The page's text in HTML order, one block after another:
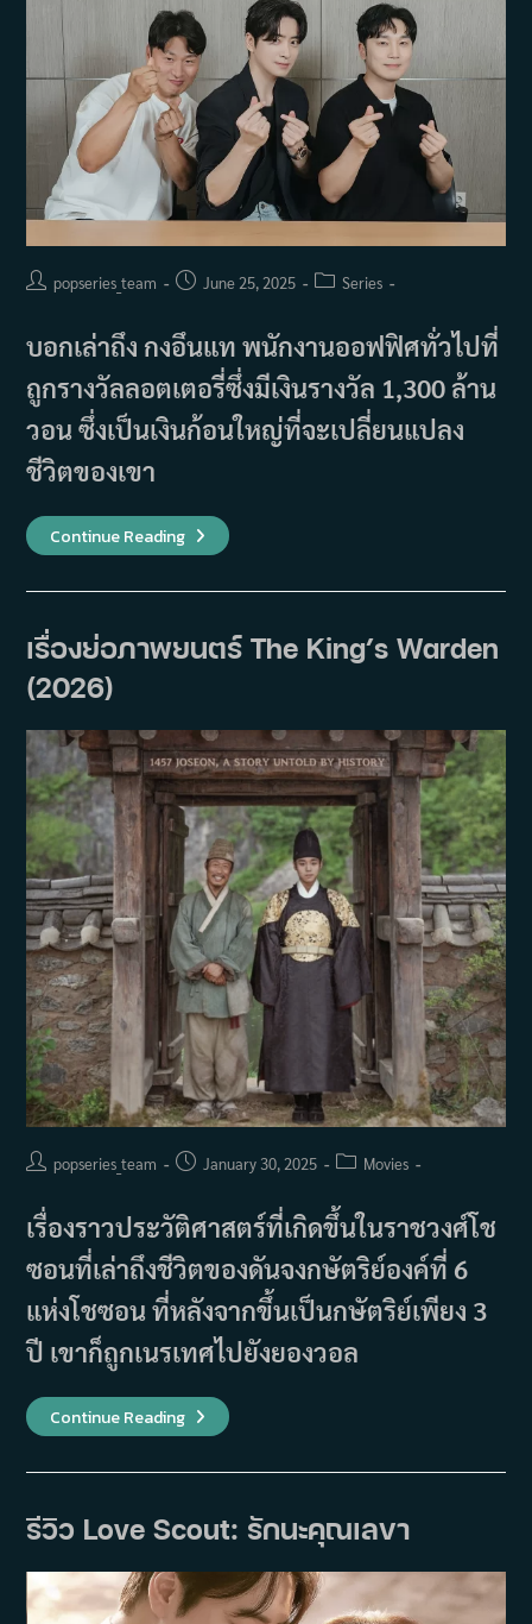
ใน
งาน
Blue
Dragon
Series
Awards
ครั้ง
ที่
4!
Postpopseries_team
PostJune 25, 2025
PostSeries
บอกเล่าถึง กงอึนแท พนักงานออฟฟิศทั่วไปที่
ถูกรางวัลลอตเตอรี่ซึ่งมีเงินรางวัล 1,300 ล้าน
วอน ซึ่งเป็นเงินก้อนใหญ่ที่จะเปลี่ยนแปลง
ชีวิตของเขา
Continue Readingเรื่อง
ย่อ
รีส์
The
Work
2026
เรื่องย่อภาพยนตร์ The King’s Warden
(2026)
Postpopseries_team
PostJanuary 30, 2025
PostMovies
เรื่องราวประวัติศาสตร์ที่เกิดขึ้นในราชวงศ์โช
ซอนที่เล่าถึงชีวิตของดันจงกษัตริย์องค์ที่ 6
แห่งโชซอน ที่หลังจากขึ้นเป็นกษัตริย์เพียง 3
ปี เขาก็ถูกเนรเทศไปยังยองวอล
Continue Readingเรื่อง
ย่อ
King’s
(2026)
รีวิว Love Scout: รักนะคุณเลขา